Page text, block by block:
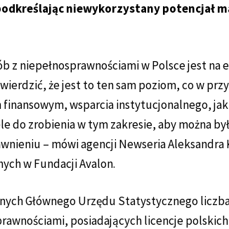
niewykorzystany potencjał
z niepełnosprawnościami w Polsce jest
że jest to ten sam poziom, co w
wsparcia instytucjonalnego,
do zrobienia w tym zakresie, aby można
– mówi agencji Newseria
w Fundacji Avalon.
Głównego Urzędu Statystycznego
posiadających licencje